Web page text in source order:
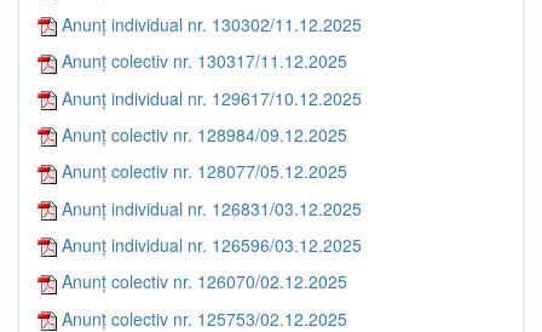
Anunț individual nr. 130302/11.12.2025
Anunț colectiv nr. 130317/11.12.2025
Anunț individual nr. 129617/10.12.2025
Anunț colectiv nr. 128984/09.12.2025
Anunț colectiv nr. 128077/05.12.2025
Anunț individual nr. 126831/03.12.2025
Anunț individual nr. 126596/03.12.2025
Anunț colectiv nr. 126070/02.12.2025
Anunț colectiv nr. 125753/02.12.2025